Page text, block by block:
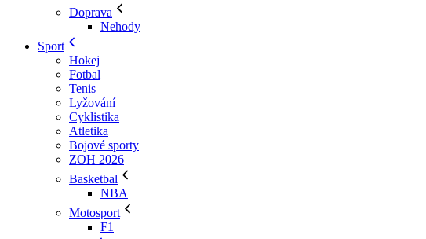
Doprava
Nehody
Sport
Hokej
Fotbal
Tenis
Lyžování
Cyklistika
Atletika
Bojové sporty
ZOH 2026
Basketbal
NBA
Motosport
F1